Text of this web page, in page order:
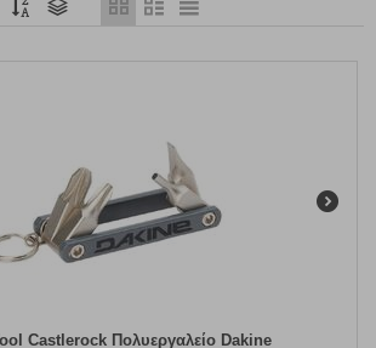
Castlerock Πολυεργαλείο Dakine